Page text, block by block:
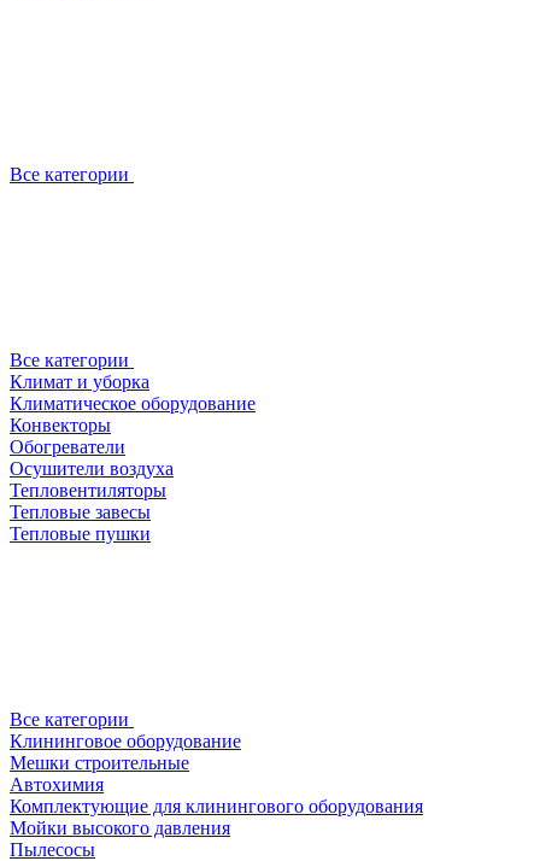
Все категории
Все категории
Климат и уборка
Климатическое оборудование
Конвекторы
Обогреватели
Осушители воздуха
Тепловентиляторы
Тепловые завесы
Тепловые пушки
Все категории
Клининговое оборудование
Мешки строительные
Автохимия
Комплектующие для клинингового оборудования
Мойки высокого давления
Пылесосы